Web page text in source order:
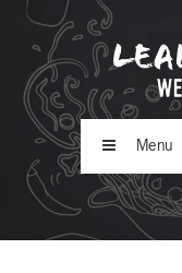
Menu